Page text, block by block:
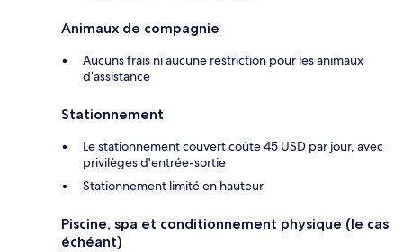
Animaux de compagnie
Aucuns frais ni aucune restriction pour les animaux
d’assistance
Stationnement
Le stationnement couvert coûte 45 USD par jour, avec
privilèges d'entrée-sortie
Stationnement limité en hauteur
Piscine, spa et conditionnement physique (le cas
échéant)